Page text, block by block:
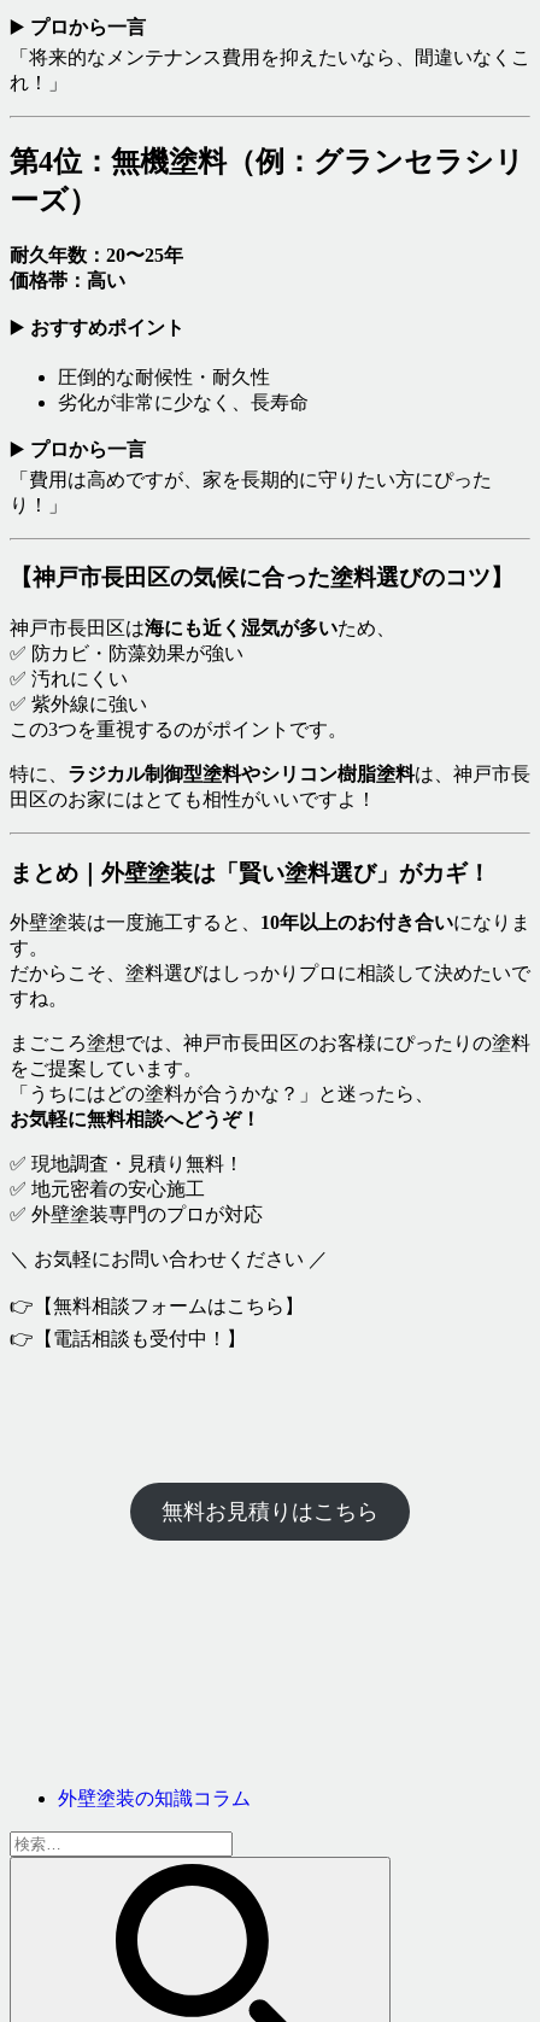
▶️ プロから一言
「将来的なメンテナンス費用を抑えたいなら、間違いなくこ
れ！」
第4位：無機塗料（例：グランセラシリ
ーズ）
耐久年数：20〜25年
価格帯：高い
▶️ おすすめポイント
圧倒的な耐候性・耐久性
劣化が非常に少なく、長寿命
▶️ プロから一言
「費用は高めですが、家を長期的に守りたい方にぴった
り！」
【神戸市長田区の気候に合った塗料選びのコツ】
神戸市長田区は海にも近く湿気が多いため、
✅ 防カビ・防藻効果が強い
✅ 汚れにくい
✅ 紫外線に強い
この3つを重視するのがポイントです。
特に、 ラジカル制御型塗料やシリコン樹脂塗料は、神戸市長
田区のお家にはとても相性がいいですよ！
まとめ｜外壁塗装は「賢い塗料選び」がカギ！
外壁塗装は一度施工すると、 10年以上のお付き合いになりま
す。
だからこそ、塗料選びはしっかりプロに相談して決めたいで
すね。
まごころ塗想では、神戸市長田区のお客様にぴったりの塗料
をご提案しています。
「うちにはどの塗料が合うかな？」と迷ったら、
お気軽に無料相談へどうぞ！
✅ 現地調査・見積り無料！
✅ 地元密着の安心施工
✅ 外壁塗装専門のプロが対応
＼ お気軽にお問い合わせください ／
👉【無料相談フォームはこちら】
👉【電話相談も受付中！】
無料お見積りはこちら
外壁塗装の知識コラム
検